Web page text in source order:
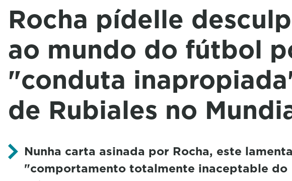
Rocha pídelle
ao mundo do fútbol
"conduta
de Rubiales no
Nunha carta asinada por Rocha, este
"comportamento totalmente inaceptable do